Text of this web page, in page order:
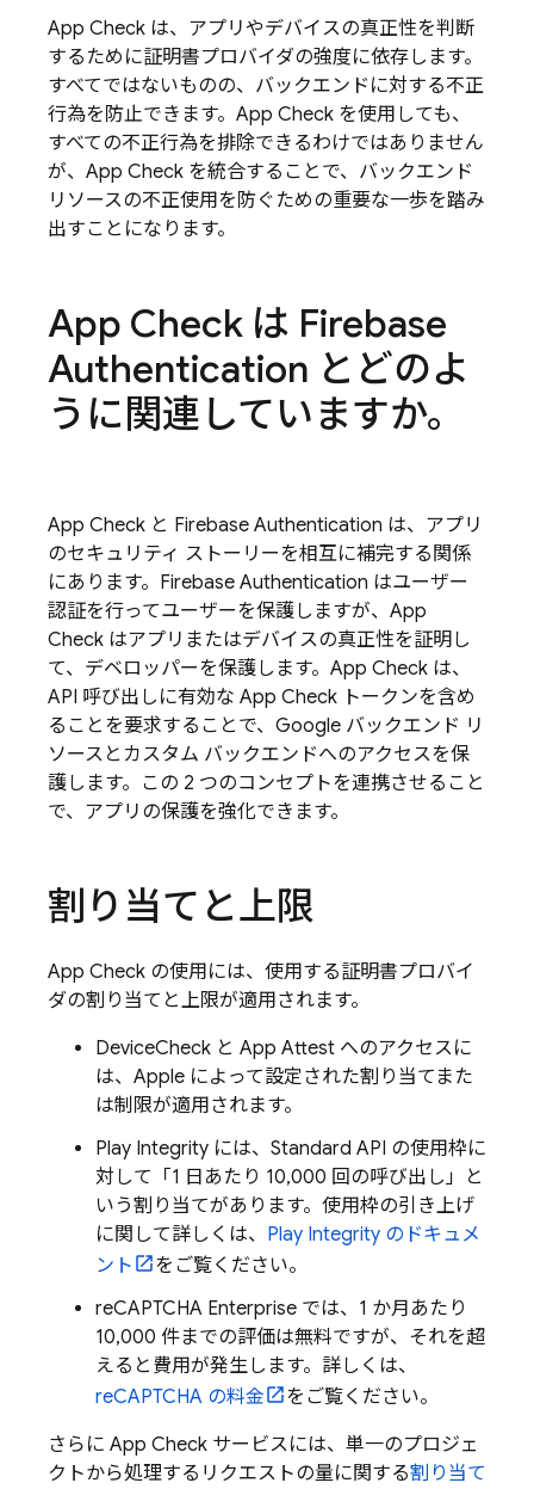
App Check は、アプリやデバイスの真正性を判断
するために証明書プロバイダの強度に依存します。
すべてではないものの、バックエンドに対する不正
行為を防止できます。 App Check を使用しても、
すべての不正行為を排除できるわけではありません
が、 App Check を統合することで、バックエンド
リソースの不正使用を防ぐための重要な一歩を踏み
出すことになります。
App Check は Firebase
Authentication とどのよ
うに関連していますか。
App Check と Firebase Authentication は、アプリ
のセキュリティ ストーリーを相互に補完する関係
にあります。 Firebase Authentication はユーザー
認証を行ってユーザーを保護しますが、 App
Check はアプリまたはデバイスの真正性を証明し
て、デベロッパーを保護します。 App Check は、
API 呼び出しに有効な App Check トークンを含め
ることを要求することで、Google バックエンド リ
ソースとカスタム バックエンドへのアクセスを保
護します。この 2 つのコンセプトを連携させること
で、アプリの保護を強化できます。
割り当てと上限
App Check の使用には、使用する証明書プロバイ
ダの割り当てと上限が適用されます。
DeviceCheck と App Attest へのアクセスに
は、Apple によって設定された割り当てまた
は制限が適用されます。
Play Integrity には、Standard API の使用枠に
対して「1 日あたり 10,000 回の呼び出し」と
いう割り当てがあります。使用枠の引き上げ
に関して詳しくは、 Play Integrity のドキュメ
ント
をご覧ください。
reCAPTCHA Enterprise では、1 か月あたり
10,000 件までの評価は無料ですが、それを超
えると費用が発生します。詳しくは、
reCAPTCHA の料金
をご覧ください。
さらに App Check サービスには、単一のプロジェ
クトから処理するリクエストの量に関する割り当て